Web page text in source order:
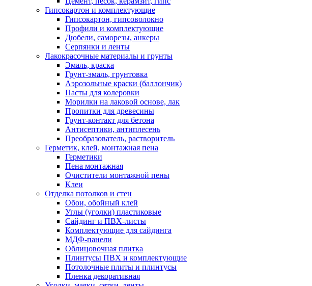
Гипсокартон и комплектующие
Гипсокартон, гипсоволокно
Профили и комплектующие
Дюбели, саморезы, анкеры
Серпянки и ленты
Лакокрасочные материалы и грунты
Эмаль, краска
Грунт-эмаль, грунтовка
Аэрозольные краски (баллончик)
Пасты для колеровки
Морилки на лаковой основе, лак
Пропитки для древесины
Грунт-контакт для бетона
Антисептики, антиплесень
Преобразователь, растворитель
Герметик, клей, монтажная пена
Герметики
Пена монтажная
Очистители монтажной пены
Клеи
Отделка потолков и стен
Обои, обойный клей
Углы (уголки) пластиковые
Сайдинг и ПВХ-листы
Комплектующие для сайдинга
МДФ-панели
Облицовочная плитка
Плинтусы ПВХ и комплектующие
Потолочные плиты и плинтусы
Пленка декоративная